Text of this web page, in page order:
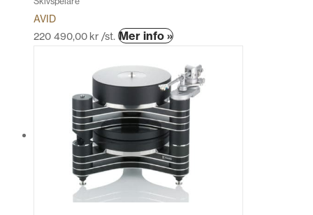
AVID
220 490,00 kr /st. Mer info »